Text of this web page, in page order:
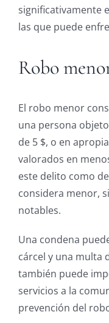
significativamente
las que puede
Robo
El robo menor
una persona
de 5 $, o en
valorados en
este delito como
considera menor,
notables.
Una condena
cárcel y una multa
también puede
servicios a la
prevención del